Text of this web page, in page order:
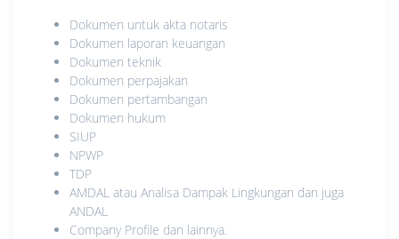
Dokumen untuk akta notaris
Dokumen laporan keuangan
Dokumen teknik
Dokumen perpajakan
Dokumen pertambangan
Dokumen hukum
SIUP
NPWP
TDP
AMDAL atau Analisa Dampak Lingkungan dan juga
ANDAL
Company Profile dan lainnya.